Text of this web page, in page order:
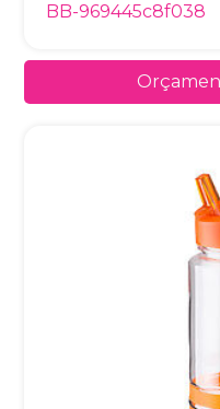
BB-969445c8f038